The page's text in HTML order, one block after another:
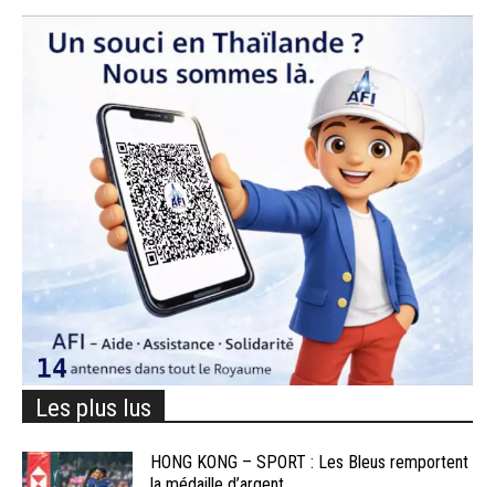
Les plus lus
HONG KONG – SPORT : Les Bleus remportent